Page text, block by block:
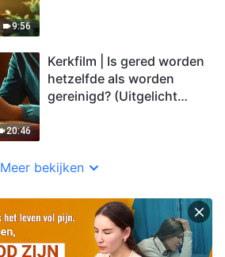
9:56
20:46
Kerkfilm | Is gered worden
hetzelfde als worden
gereinigd? (Uitgelicht
Meer bekijken